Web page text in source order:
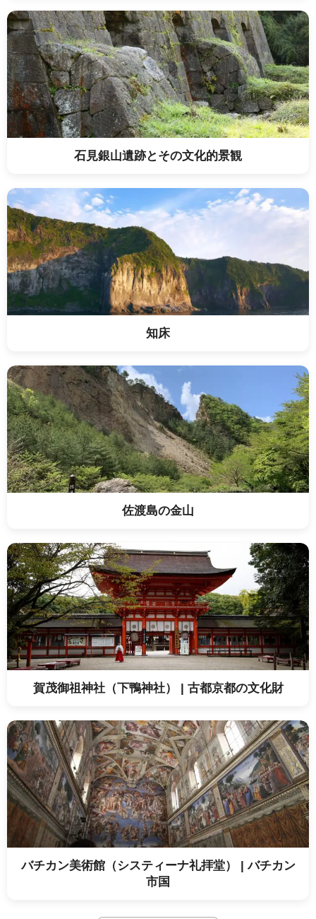
石見銀山遺跡とその文化的景観
知床
佐渡島の金山
賀茂御祖神社（下鴨神社） | 古都京都の文化財
バチカン美術館（システィーナ礼拝堂） | バチカン
市国